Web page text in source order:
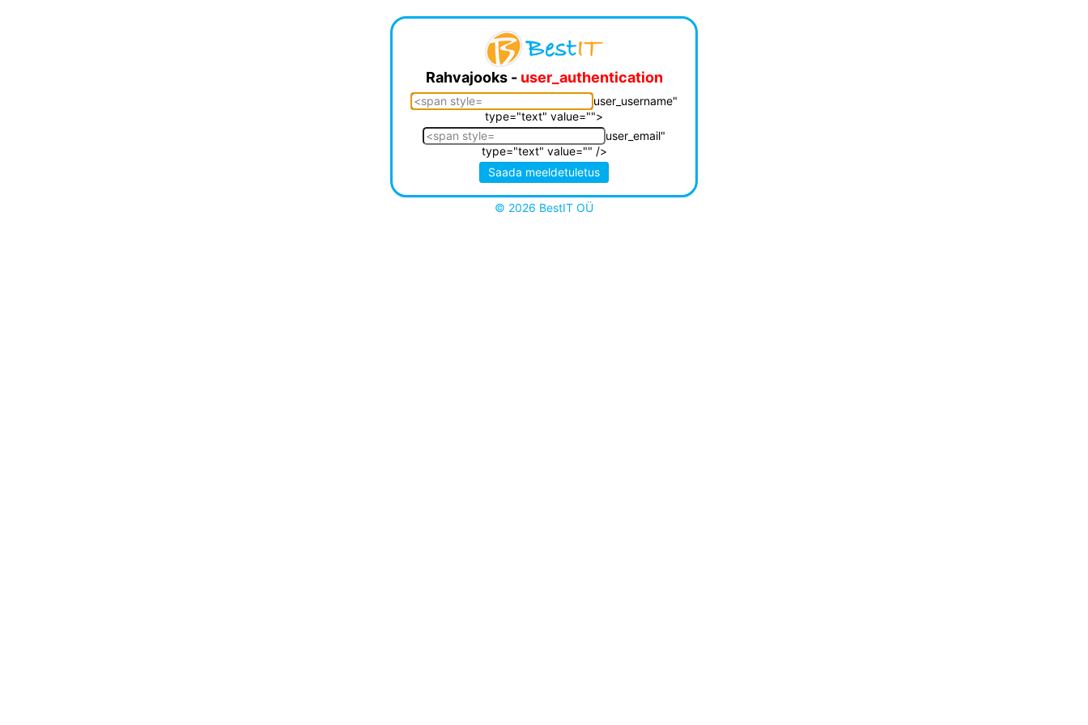
Rahvajooks - user_authentication
user_username"
type="text" value="">
user_email"
type="text" value="" />
© 2026 BestIT OÜ